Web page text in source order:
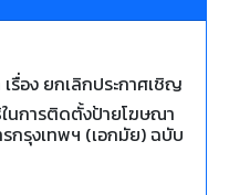
รื่อง ยกเลิกประกาศเชิญ
นการติดตั้งป้ายโฆษณา
รุงเทพฯ (เอกมัย) ฉบับ